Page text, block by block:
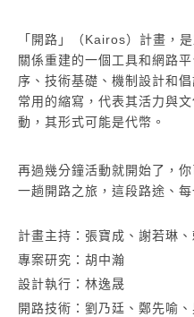
「開路」（Kairos）計畫，
關係重建的一個工具和網路
序、技術基礎、機制設計和
常用的縮寫，代表其活力與
動，其形式可能是代幣。
再過幾分鐘活動就開始了，
一趟開路之旅，這段路途、
計畫主持：張寶成、謝若琳
專案研究：胡中瀚
設計執行：林逸晟
開路技術：劉乃廷、鄭先喻